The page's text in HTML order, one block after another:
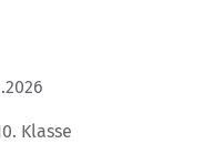
Klasse